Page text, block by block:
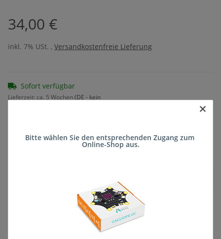
34,00 €
inkl. 7% USt. , Versandkostenfreie Lieferung
Sofort verfügbar
Lieferzeit: ca. 5 Wochen(DE - kein
Frage zum Artikel
×
Bitte wählen Sie den entsprechenden Zugang zum
Online-Shop aus.